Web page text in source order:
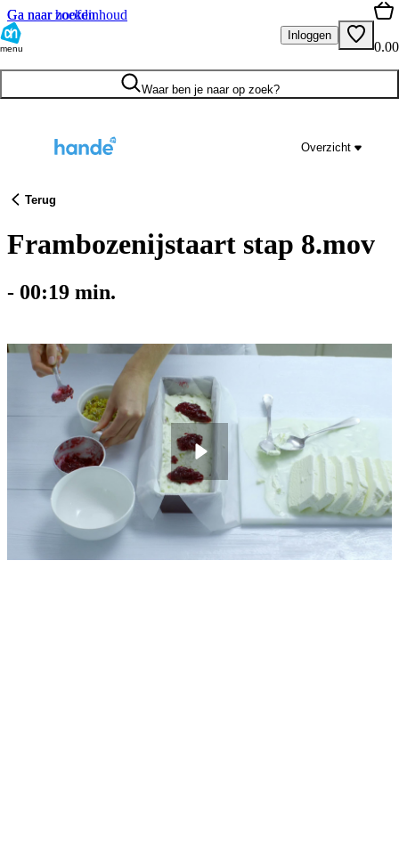
Ga naar hoofdinhoud
Ga naar zoeken
menu
Inloggen
0.00
Waar ben je naar op zoek?
Overzicht
Terug
Frambozenijstaart stap 8.mov
- 00:19 min.